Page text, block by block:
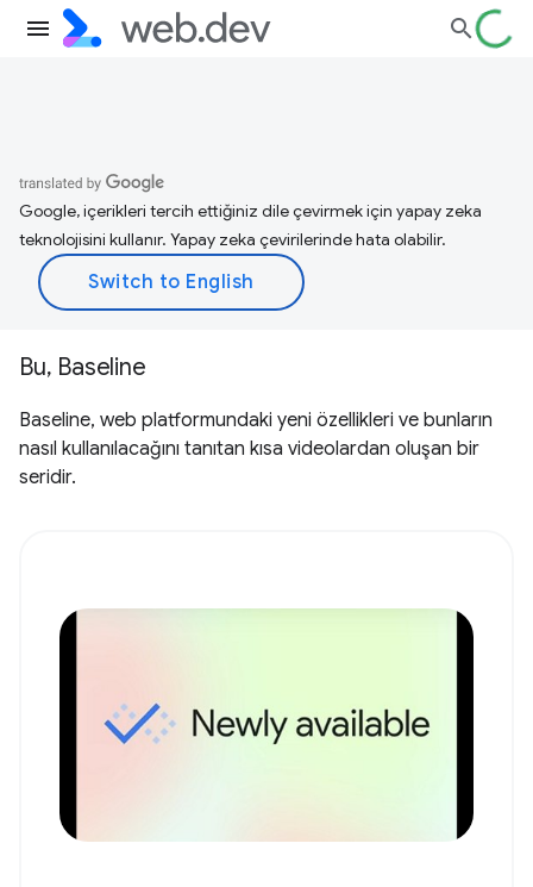
Google, içerikleri tercih ettiğiniz dile çevirmek için yapay zeka
teknolojisini kullanır. Yapay zeka çevirilerinde hata olabilir.
Bu, Baseline
Baseline, web platformundaki yeni özellikleri ve bunların
nasıl kullanılacağını tanıtan kısa videolardan oluşan bir
seridir.